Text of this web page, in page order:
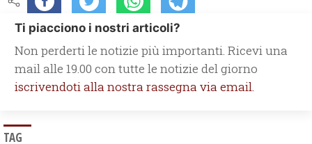
Ti piacciono i nostri articoli?
Non perderti le notizie più importanti. Ricevi una
mail alle 19.00 con tutte le notizie del giorno
iscrivendoti alla nostra rassegna via email.
TAG